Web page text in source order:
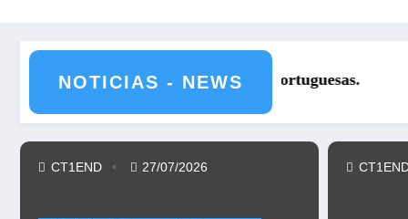
NOTICIAS - NEWSREP nas comemorações dos 60
CT1END 27/07/2026